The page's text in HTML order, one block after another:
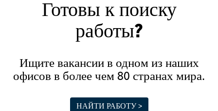
Готовы к поиску
работы?
Ищите вакансии в одном из наших
офисов в более чем 80 странах мира.
НАЙТИ РАБОТУ >